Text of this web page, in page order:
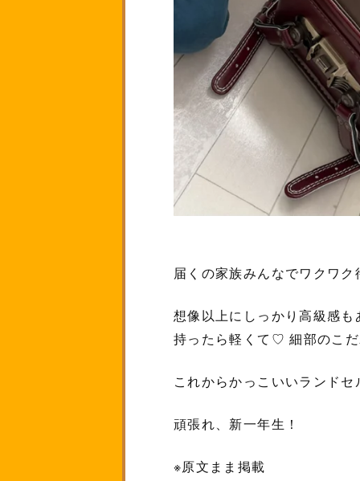
届くの家族みんなでワクワク
想像以上にしっかり高級感
持ったら軽くて♡ 細部のこ
これからかっこいいランド
頑張れ、新一年生！
※原文まま掲載